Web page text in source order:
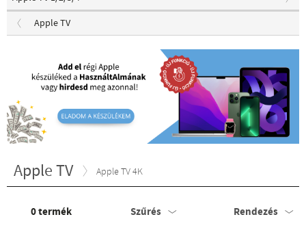
Apple TV
Apple TV Apple TV 4K
0termék Szűrés Rendezés